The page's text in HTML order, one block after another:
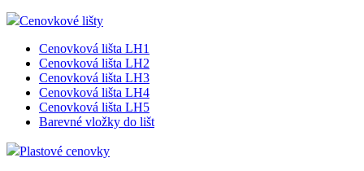
Cenovkové lišty
Cenovková lišta LH1
Cenovková lišta LH2
Cenovková lišta LH3
Cenovková lišta LH4
Cenovková lišta LH5
Barevné vložky do lišt
Plastové cenovky